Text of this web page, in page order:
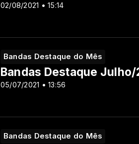
02/08/2021 • 15:14
Bandas Destaque do Mês
05/07/2021 • 13:56
Bandas Destaque Julho/
Bandas Destaque do Mês